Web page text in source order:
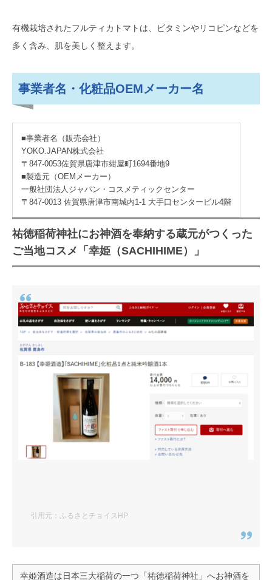
有機栽培されたフルティカトマトは、ビタミンやリコピンなどを
多く含み、肌を美しく整えます。
事業者名・化粧品OEMメーカー名
■事業者名（販売会社）
YOKO.JAPAN株式会社
〒847-0053佐賀県唐津市紺屋町1694番地9
■製造元（OEMメーカー）
一般社団法人ジャパン・コスメティックセンター
〒847-0013 佐賀県唐津市南城内1-1 大手口センタービル4階
祐徳稲荷神社にお神酒を奉納する蔵元がつくった
ご当地コスメ「幸姫（SACHIHIME）」
引用元：ふるさとチョイスHP
幸姫酒造は日本三大稲荷の一つ「祐徳稲荷神社」へお神酒を